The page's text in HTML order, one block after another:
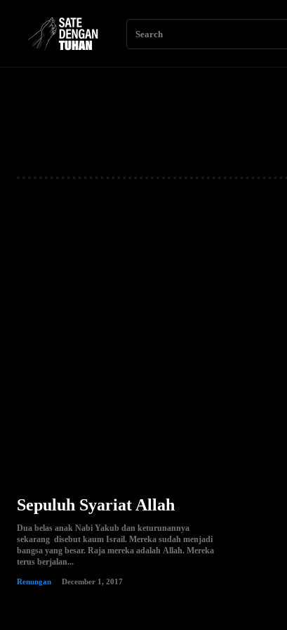
Search
Sepuluh Syariat Allah
Dua belas anak Nabi Yakub dan keturunannya
sekarang disebut kaum Israil. Mereka sudah menjadi
bangsa yang besar. Raja mereka adalah Allah. Mereka
terus berjalan...
Renungan December 1, 2017